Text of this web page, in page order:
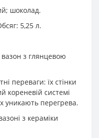
шоколад.
5,25 л.
з глянцевою
переваги: ​​їх стінки
кореневій системі
уникають перегрева.
з кераміки